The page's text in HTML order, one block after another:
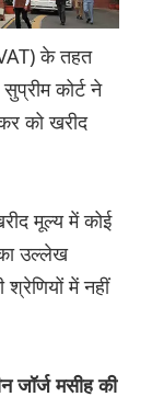
के तहत
कोर्ट ने
को खरीद
मूल्य में कोई
उल्लेख
में नहीं
मसीह की